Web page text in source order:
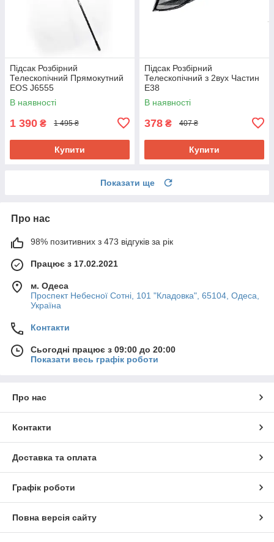
Підсак Розбірний
Телескопічний Прямокутний
EOS J6555
В наявності
1 390 ₴ 1 495 ₴
Купити
Підсак Розбірний
Телескопічний з 2вух Частин
E38
В наявності
378 ₴ 407 ₴
Купити
Показати ще
Про нас
98% позитивних з 473 відгуків за рік
Працює з 17.02.2021
м. Одеса
Проспект Небесної Сотні, 101 "Кладовка", 65104, Одеса,
Україна
Контакти
Сьогодні працює з 09:00 до 20:00
Показати весь графік роботи
Про нас
Контакти
Доставка та оплата
Графік роботи
Повна версія сайту